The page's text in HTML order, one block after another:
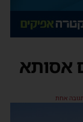
אסותא
אחת